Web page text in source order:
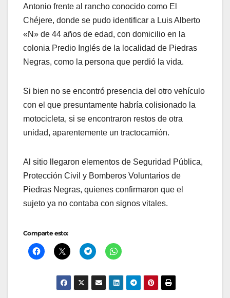
Antonio frente al rancho conocido como El
Chéjere, donde se pudo identificar a Luis Alberto
«N» de 44 años de edad, con domicilio en la
colonia Predio Inglés de la localidad de Piedras
Negras, como la persona que perdió la vida.
Si bien no se encontró presencia del otro vehículo
con el que presuntamente habría colisionado la
motocicleta, si se encontraron restos de otra
unidad, aparentemente un tractocamión.
Al sitio llegaron elementos de Seguridad Pública,
Protección Civil y Bomberos Voluntarios de
Piedras Negras, quienes confirmaron que el
sujeto ya no contaba con signos vitales.
Comparte esto: